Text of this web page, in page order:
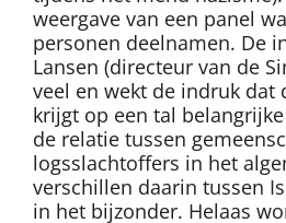
weergave van een panel
personen deelnamen. De
Lansen (directeur van de
veel en wekt de indruk dat
krijgt op een tal
de relatie tussen
logsslachtoffers in het
verschillen daarin tussen
in het bijzonder. Helaas